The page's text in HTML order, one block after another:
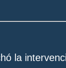
la